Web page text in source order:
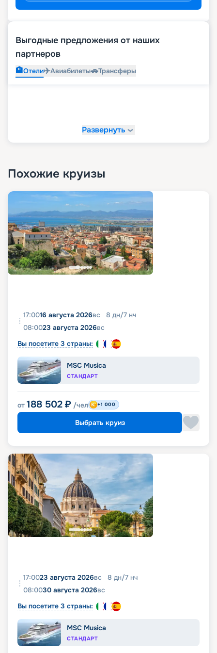
Выгодные предложения от наших
партнеров
🏨Отели✈️Авиабилеты🚗Трансферы
Развернуть
Похожие круизы
17:0016 августа 2026вс 8 дн/7 нч
08:0023 августа 2026вс
Вы посетите 3 страны:
MSC Musica
СТАНДАРТ
от 188 502 ₽ /чел +1 000
Выбрать круиз
17:0023 августа 2026вс 8 дн/7 нч
08:0030 августа 2026вс
Вы посетите 3 страны:
MSC Musica
СТАНДАРТ